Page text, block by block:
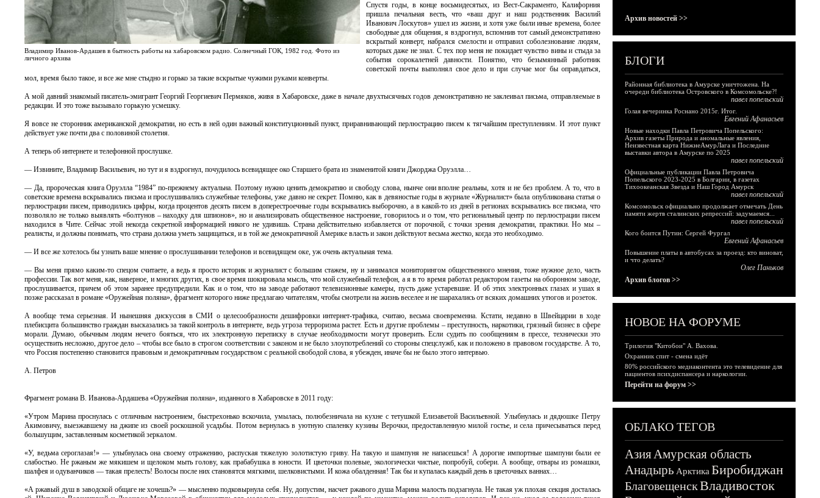
Владимир Иванов-Ардашев в бытность работы на хабаровском радио. Солнечный ГОК, 1982 год. Фото из
личного архива
Спустя годы, в конце восьмидесятых, из Вест-Сакраменто, Калифорния
пришла печальная весть, что «ваш друг и наш родственник Василий
Иванович Лоскутов» ушел из жизни, и хотя уже были иные времена, более
свободные для общения, я вздрогнул, вспомнив тот самый демонстративно
вскрытый конверт, набрался смелости и отправил соболезнование людям,
которых даже не знал. С тех пор меня не покидает чувство вины и стыда за
события сорокалетней давности. Понятно, что безымянный работник
советской почты выполнял свое дело и при случае мог бы оправдаться,
мол, время было такое, и все же мне стыдно и горько за такие вскрытые чужими руками конверты.
А мой давний знакомый писатель-эмигрант Георгий Георгиевич Пермяков, живя в Хабаровске, даже в начале двухтысячных годов демонстративно не заклеивал письма, отправляемые в
редакции. И это тоже вызывало горькую усмешку.
Я вовсе не сторонник американской демократии, но есть в ней один важный конституционный пункт, приравнивающий перлюстрацию писем к тягчайшим преступлениям. И этот пункт
действует уже почти два с половиной столетия.
А теперь об интернете и телефонной прослушке.
— Извините, Владимир Васильевич, но тут и я вздрогнул, почудилось всевидящее око Старшего брата из знаменитой книги Джорджа Оруэлла…
— Да, пророческая книга Оруэлла “1984” по-прежнему актуальна. Поэтому нужно ценить демократию и свободу слова, нынче они вполне реальны, хотя и не без проблем. А то, что в
советские времена вскрывались письма и прослушивались служебные телефоны, уже давно не секрет. Помню, как в девяностые годы в журнале «Журналист» была опубликована статья о
перлюстрации писем, приводились цифры, когда процентов десять писем в доперестроечные годы вскрывались выборочно, а в какой-то из дней в регионах вскрывались все письма, что
позволяло не только выявлять «болтунов – находку для шпионов», но и анализировать общественное настроение, говорилось и о том, что региональный центр по перлюстрации писем
находился в Чите. Сейчас этой некогда секретной информацией никого не удивишь. Страна действительно избавляется от порочной, с точки зрения демократии, практики. Но мы –
реалисты, и должны понимать, что страна должна уметь защищаться, и в той же демократичной Америке власть и закон действуют весьма жестко, когда это необходимо.
— И все же хотелось бы узнать ваше мнение о прослушивании телефонов и всевидящем оке, уж очень актуальная тема.
— Вы меня прямо каким-то спецом считаете, а ведь я просто историк и журналист с большим стажем, ну и занимался мониторингом общественного мнения, тоже нужное дело, часть
профессии. Так вот меня, как, наверное, и многих других, в свое время шокировала мысль, что мой служебный телефон, а я в то время работал редактором газеты на оборонном заводе,
прослушивается, причем об этом заранее предупредили. Как и о том, что на заводе работают телевизионные камеры, пусть даже устаревшие. И об этих электронных глазах и ушах я
позже рассказал в романе «Оружейная поляна», фрагмент которого ниже предлагаю читателям, чтобы смотрели на жизнь веселее и не шарахались от всяких домашних утюгов и розеток.
А вообще тема серьезная. И нынешняя дискуссия в СМИ о целесообразности дешифровки интернет-трафика, считаю, весьма своевременна. Кстати, недавно в Швейцарии в ходе
плебисцита большинство граждан высказались за такой контроль в интернете, ведь угроза терроризма растет. Есть и другие проблемы – преступность, наркотики, грязный бизнес в сфере
морали. Думаю, обычным людям нечего бояться, что их электронную переписку в случае необходимости могут проверить. Если судить по сообщениям в прессе, технически это
осуществить несложно, другое дело – чтобы все было в строгом соответствии с законом и не было злоупотреблений со стороны спецслужб, как и положено в правовом государстве. А то,
что Россия постепенно становится правовым и демократичным государством с реальной свободой слова, я убежден, иначе бы не было этого интервью.
А. Петров
Фрагмент романа В. Иванова-Ардашева «Оружейная поляна», изданного в Хабаровске в 2011 году:
«Утром Марина проснулась с отличным настроением, быстрехонько вскочила, умылась, полюбезничала на кухне с тетушкой Елизаветой Васильевной. Улыбнулась и дядюшке Петру
Акимовичу, выезжавшему на джипе из своей роскошной усадьбы. Потом вернулась в уютную спаленку кузины Верочки, предоставленную милой гостье, и села причесываться перед
большущим, заставленным косметикой зеркалом.
«У, ведьма сероглазая!» — улыбнулась она своему отражению, распуская тяжелую золотистую гриву. На такую и шампуня не напасешься! А дорогие импортные шампуни были ее
слабостью. Не ржаным же мякишем и щелоком мыть голову, как прабабушка в юности. И цветочки полевые, экологически чистые, попробуй, собери. А вообще, отвары из ромашки,
шалфея и одуванчиков — такая прелесть! Волосы после них становятся мягкими, шелковистыми. И кожа обалденная! Так бы и купалась каждый день в цветочных ваннах…
«А ржавый душ в заводской общаге не хочешь?» — мысленно подковырнула себя. Ну, допустим, насчет ржавого душа Марина малость подзагнула. Не такая уж плохая секция досталась
Архив новостей >>
БЛОГИ
Районная библиотека в Амурске уничтожена. На
очереди библиотека Островского в Комсомольске?!
павел попельский
Голая вечеринка Роснано 2015г. Итог.
Евгений Афанасьев
Новые находки Павла Петровича Попельского:
Архив газеты Природа и аномальные явления,
Неизвестная карта НижнеАмурЛага и Последние
выставки автора в Амурске по 2025
павел попельский
Официальные публикации Павла Петровича
Попельского 2023-2025 в Болгарии, в газетах
Тихоокеанская Звезда и Наш Город Амурск
павел попельский
Комсомольск официально продолжает отмечать День
памяти жертв сталинских репрессий: задумаемся...
павел попельский
Кого боится Путин: Сергей Фургал
Евгений Афанасьев
Повышение платы в автобусах за проезд: кто виноват,
и что делать?
Олег Паньков
Архив блогов >>
НОВОЕ НА ФОРУМЕ
Трилогия "Китобои" А. Вахова.
Охранник спит - смена идёт
80% российского медиаконтента это телевидение для
пациентов психдиспансера и наркологии.
Перейти на форум >>
ОБЛАКО ТЕГОВ
АзияАмурская область
Анадырь Арктика Биробиджан
БлаговещенскВладивосток